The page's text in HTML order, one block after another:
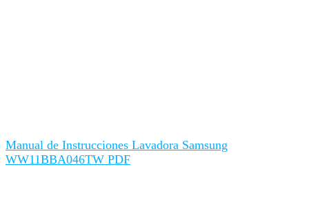
Manual de Instrucciones Lavadora Samsung
WW11BBA046TW PDF